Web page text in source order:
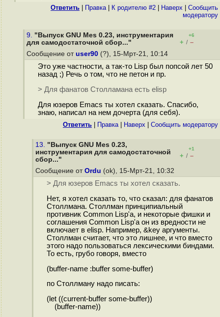
Ответить Правка| К родителю #2 Наверх
Cообщить
модератору
9. "Выпуск GNU Mes 0.23, инструментария
для самодостаточной сбор..."
+6
+ / –
Сообщение от user90 (?), 15-Мрт-21, 10:14
Это уже частности, а так-то Lisp был попсой лет 50
назад ;) Речь о том, что не петон и пр.
> Для фанатов Столламана есть elisp
Для юзеров Emacs ты хотел сказать. Спасибо,
знаю, написал на нем дочерта (для себя).
Ответить Правка| Наверх Cообщить модератору
13. "Выпуск GNU Mes 0.23,
инструментария для самодостаточной
сбор..."
+1
+ / –
Сообщение от Ordu (ok), 15-Мрт-21, 10:32
> Для юзеров Emacs ты хотел сказать.
Нет, я хотел сказать то, что сказал: для фанатов
Столлмана. Столлман принципиальный
противник Common Lisp'а, и некоторые фишки и
соглашения Common Lisp'а он из вредности не
включает в elisp. Например, &key аргументы.
Столлман считает, что это лишнее, и что вместо
этого надо пользоваться лексическими биндами.
То есть, грубо говоря, вместо
(buffer-name :buffer some-buffer)
по Столлману надо писать:
(let ((current-buffer some-buffer))
(buffer-name))